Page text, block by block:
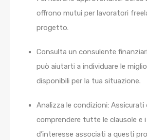
offrono mutui per lavoratori
progetto.
Consulta un consulente
può aiutarti a individuare le
disponibili per la tua situazione.
Analizza le condizioni: Assicurati
comprendere tutte le clausole e
d’interesse associati a questi